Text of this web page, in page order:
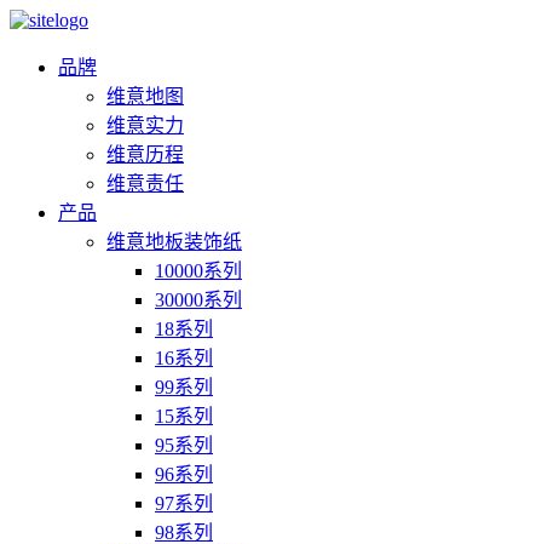
品牌
维意地图
维意实力
维意历程
维意责任
产品
维意地板装饰纸
10000系列
30000系列
18系列
16系列
99系列
15系列
95系列
96系列
97系列
98系列